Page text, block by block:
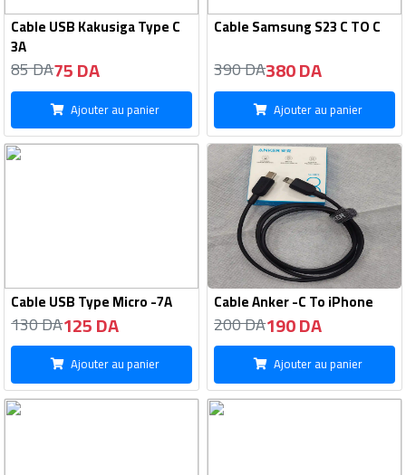
Cable USB Kakusiga Type C
3A
85 DA75 DA
Ajouter au panier
Cable Samsung S23 C TO C
390 DA380 DA
Ajouter au panier
Cable USB Type Micro -7A
130 DA125 DA
Ajouter au panier
Cable Anker -C To iPhone
200 DA190 DA
Ajouter au panier